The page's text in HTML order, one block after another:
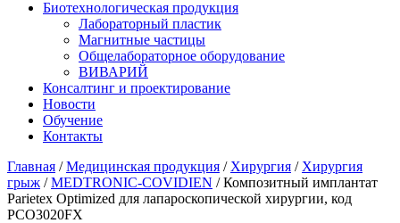
Биотехнологическая продукция
Лабораторный пластик
Магнитные частицы
Общелабораторное оборудование
ВИВАРИЙ
Консалтинг и проектирование
Новости
Обучение
Контакты
Главная /Медицинская продукция / Хирургия / Хирургия
грыж /MEDTRONIC-COVIDIEN /Композитный имплантат
Parietex Optimized для лапароскопической хирургии, код
PCO3020FX